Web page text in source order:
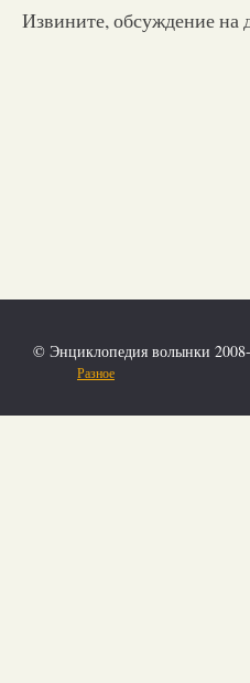
Извините, обсуждение на
© Энциклопедия волынки
Разное